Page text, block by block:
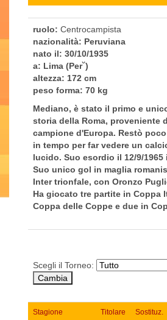
ruolo: Centrocampista
nazionalità: Peruviana
nato il: 30/10/1935
a: Lima (Per˘)
altezza: 172 cm
peso forma: 70 kg
Mediano, è stato il primo e
storia della Roma, proveniente
campione d'Europa. Restò
in tempo per far vedere un
lucido. Suo esordio il 12/9/1965
Suo unico gol in maglia
Inter trionfale, con Oronzo
Ha giocato tre partite in Coppa
Coppa delle Coppe e due in
Scegli il Torneo:
Stagione Titolare Sostituz.